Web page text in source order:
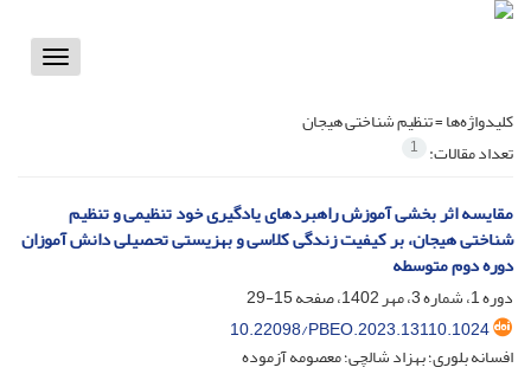
Toggle
کلیدواژه‌ها =تنظیم شناختی هیجان
تعداد مقالات: 1
مقایسه اثر بخشی آموزش راهبردهای یادگیری خود تنظیمی و تنظیم
شناختی هیجان، بر کیفیت زندگی کلاسی و بهزیستی تحصیلی دانش آموزان
دوره دوم متوسطه
دوره 1، شماره 3، مهر 1402، صفحه
15-29
10.22098/PBEO.2023.13110.1024
افسانه بلوری؛ بهزاد شالچی؛ معصومه آزموده